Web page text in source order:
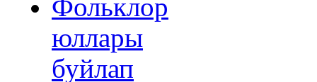
Фольклор
юллары
буйлап